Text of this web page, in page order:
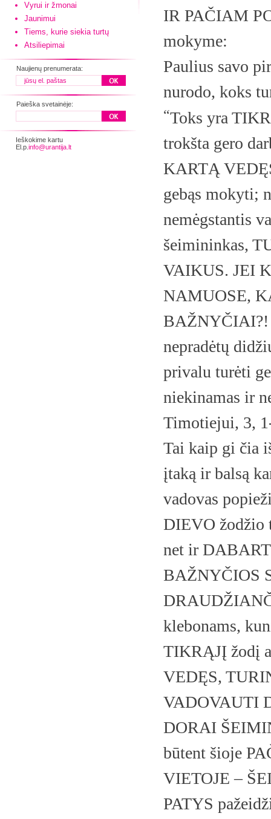
Vyrui ir žmonai
Jaunimui
Tiems, kurie siekia turtų
Atsiliepimai
Naujienų prenumerata:
Paieška svetainėje:
Ieškokime kartu
El.p. info@urantija.lt
IR PAČIAM
mokyme:
Paulius savo
nurodo, koks
“Toks yra
trokšta gero
KARTĄ
gebąs mokyti;
nemėgstantis
šeimininkas,
VAIKUS. JEI
NAMUOSE,
BAŽNYČIAI?!
nepradėtų
privalu turėti
niekinamas ir
Timotiejui, 3,
Tai kaip gi čia
įtaką ir balsą
vadovas
DIEVO žodžio
net ir
BAŽNYČIOS
klebonams,
TIKRĄJĮ žodį
VEDĘS,
VADOVAUTI
DORAI
būtent šioje
VIETOJE –
PATYS